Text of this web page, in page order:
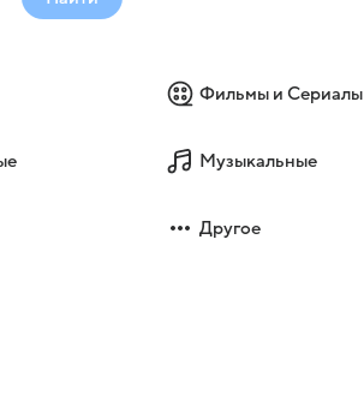
Фильмы и Сериалы
Музыкальные
Другое